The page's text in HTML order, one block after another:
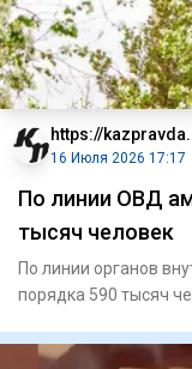
https://
16 Июля 2026 17:17
По линии ОВД
тысяч человек
По линии органов
порядка 590 тысяч